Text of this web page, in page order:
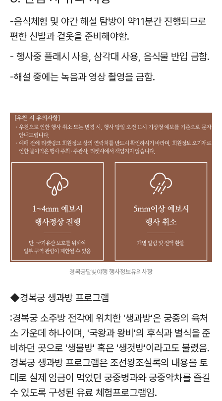
-음식체험 및 야간 해설 탐방이 약11분간 진행되므로
편한 신발과 겉옷을 준비해야함.
- 행사중 플래시 사용, 삼각대 사용, 음식물 반입 금함.
-해설 중에는 녹음과 영상 촬영을 금함.
경복궁달빛야행 행사정보유의사항
◆경복궁 생과방 프로그램
:경복궁 소주방 전각에 위치한 '생과방'은 궁중의 육처
소 가운데 하나이며, '국왕과 왕비'의 후식과 별식을 준
비하던 곳으로 '생물방' 혹은 '생것방'이라고도 불렸음.
경복궁 생과방 프로그램은 조선왕조실록의 내용을 토
대로 실제 임금이 먹었던 궁중병과와 궁중약차를 즐길
수 있도록 구성된 유료 체험프로그램임.